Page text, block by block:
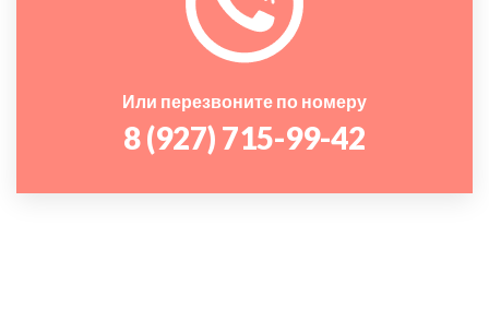
Или перезвоните по номеру
8 (927) 715-99-42